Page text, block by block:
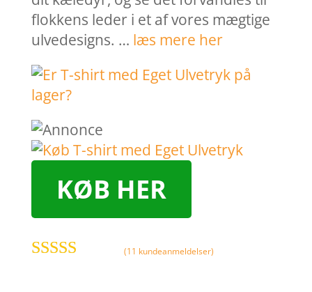
flokkens leder i et af vores mægtige
ulvedesigns. … læs mere her
KØB HER
(11 kundeanmeldelser)